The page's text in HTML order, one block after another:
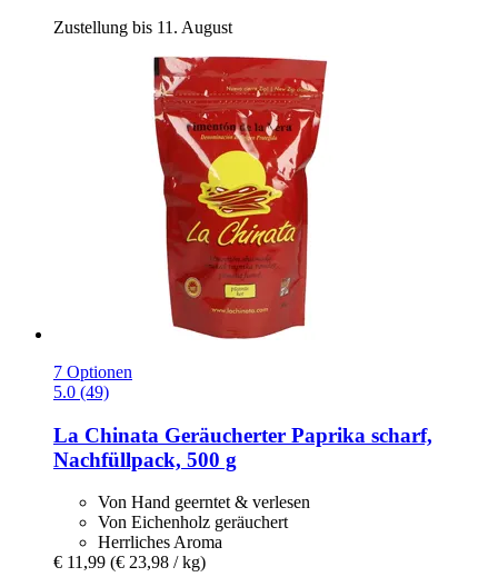
Zustellung bis 11. August
7 Optionen
5.0 (49)
La Chinata Geräucherter Paprika scharf,
Nachfüllpack, 500 g
Von Hand geerntet & verlesen
Von Eichenholz geräuchert
Herrliches Aroma
€ 11,99 (€ 23,98 / kg)